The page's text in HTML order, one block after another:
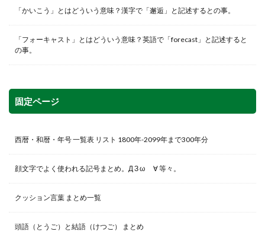
「かいこう」とはどういう意味？漢字で「邂逅」と記述するとの事。
「フォーキャスト」とはどういう意味？英語で「forecast」と記述すると
の事。
固定ページ
西暦・和暦・年号 一覧表 リスト 1800年-2099年まで300年分
顔文字でよく使われる記号まとめ。Д З ω ゞ∀ 等々。
クッション言葉 まとめ一覧
頭語（とうご）と結語（けつご） まとめ